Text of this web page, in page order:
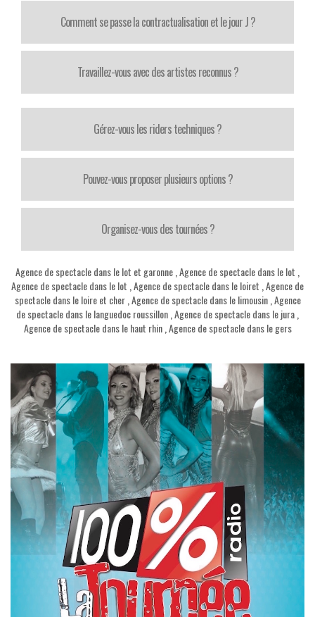
Comment se passe la contractualisation et le jour J ?
Travaillez-vous avec des artistes reconnus ?
Gérez-vous les riders techniques ?
Pouvez-vous proposer plusieurs options ?
Organisez-vous des tournées ?
Agence de spectacle dans le lot et garonne Agence de spectacle dans le lot
Agence de spectacle dans le lot Agence de spectacle dans le loiret Agence de
spectacle dans le loire et cher, Agence de spectacle dans le limousin, Agence
de spectacle dans le languedoc roussillon Agence de spectacle dans le jura
Agence de spectacle dans le haut rhin, Agence de spectacle dans le gers